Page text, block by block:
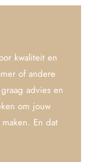
kwaliteit en
of andere
advies en
om jouw
En dat